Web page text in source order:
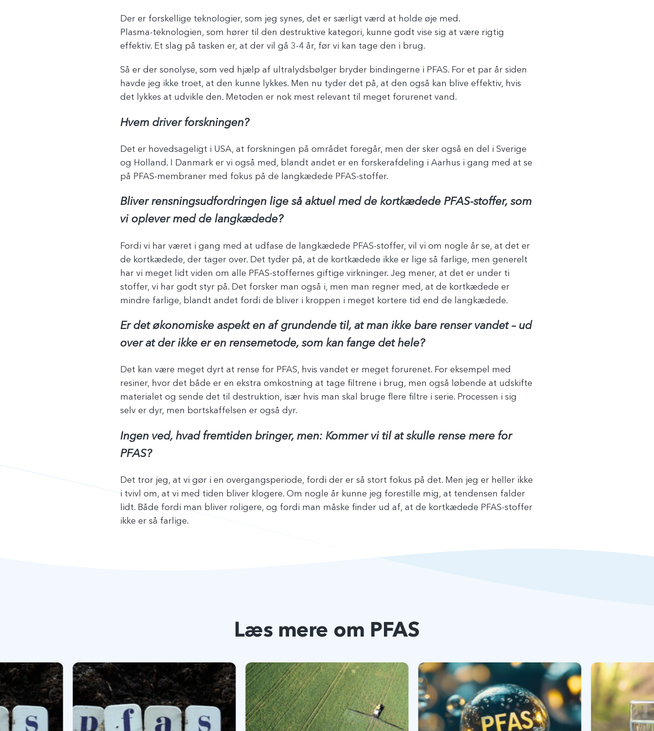
Der er forskellige teknologier, som jeg synes, det er særligt værd at holde øje med.
Plasma-teknologien, som hører til den destruktive kategori, kunne godt vise sig at være rigtig
effektiv. Et slag på tasken er, at der vil gå 3-4 år, før vi kan tage den i brug.
Så er der sonolyse, som ved hjælp af ultralydsbølger bryder bindingerne i PFAS. For et par år siden
havde jeg ikke troet, at den kunne lykkes. Men nu tyder det på, at den også kan blive effektiv, hvis
det lykkes at udvikle den. Metoden er nok mest relevant til meget forurenet vand.
Hvem driver forskningen?
Det er hovedsageligt i USA, at forskningen på området foregår, men der sker også en del i Sverige
og Holland. I Danmark er vi også med, blandt andet er en forskerafdeling i Aarhus i gang med at se
på PFAS-membraner med fokus på de langkædede PFAS-stoffer.
Bliver rensningsudfordringen lige så aktuel med de kortkædede PFAS-stoffer, som
vi oplever med de langkædede?
Fordi vi har været i gang med at udfase de langkædede PFAS-stoffer, vil vi om nogle år se, at det er
de kortkædede, der tager over. Det tyder på, at de kortkædede ikke er lige så farlige, men generelt
har vi meget lidt viden om alle PFAS-stoffernes giftige virkninger. Jeg mener, at det er under ti
stoffer, vi har godt styr på. Det forsker man også i, men man regner med, at de kortkædede er
mindre farlige, blandt andet fordi de bliver i kroppen i meget kortere tid end de langkædede.
Er det økonomiske aspekt en af grundende til, at man ikke bare renser vandet – ud
over at der ikke er en rensemetode, som kan fange det hele?
Det kan være meget dyrt at rense for PFAS, hvis vandet er meget forurenet. For eksempel med
resiner, hvor det både er en ekstra omkostning at tage filtrene i brug, men også løbende at udskifte
materialet og sende det til destruktion, især hvis man skal bruge flere filtre i serie. Processen i sig
selv er dyr, men bortskaffelsen er også dyr.
Ingen ved, hvad fremtiden bringer, men: Kommer vi til at skulle rense mere for
PFAS?
Det tror jeg, at vi gør i en overgangsperiode, fordi der er så stort fokus på det. Men jeg er heller ikke
i tvivl om, at vi med tiden bliver klogere. Om nogle år kunne jeg forestille mig, at tendensen falder
lidt. Både fordi man bliver roligere, og fordi man måske finder ud af, at de kortkædede PFAS-stoffer
ikke er så farlige.
Læs mere om PFAS